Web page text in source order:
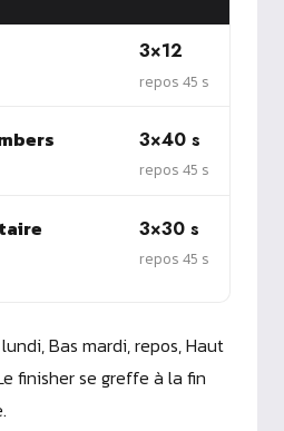
3×12
repos 45 s
3×40 s
repos 45 s
3×30 s
repos 45 s
Bas mardi, repos, Haut
finisher se greffe à la fin